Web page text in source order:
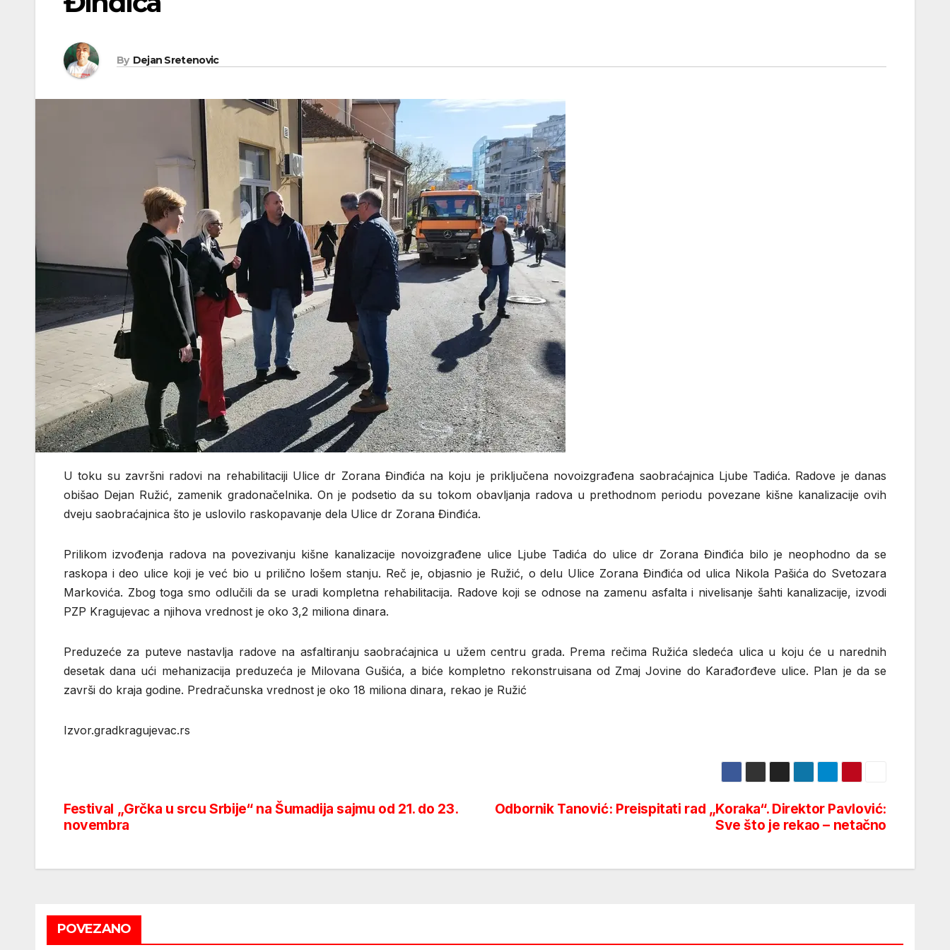
By Dejan Sretenovic
U toku su završni radovi na rehabilitaciji Ulice dr Zorana Đinđića na koju je priključena novoizgrađena saobraćajnica Ljube Tadića. Radove je danas
obišao Dejan Ružić, zamenik gradonačelnika. On je podsetio da su tokom obavljanja radova u prethodnom periodu povezane kišne kanalizacije ovih
dveju saobraćajnica što je uslovilo raskopavanje dela Ulice dr Zorana Đinđića.
Prilikom izvođenja radova na povezivanju kišne kanalizacije novoizgrađene ulice Ljube Tadića do ulice dr Zorana Đinđića bilo je neophodno da se
raskopa i deo ulice koji je već bio u prilično lošem stanju. Reč je, objasnio je Ružić, o delu Ulice Zorana Đinđića od ulica Nikola Pašića do Svetozara
Markovića. Zbog toga smo odlučili da se uradi kompletna rehabilitacija. Radove koji se odnose na zamenu asfalta i nivelisanje šahti kanalizacije, izvodi
PZP Kragujevac a njihova vrednost je oko 3,2 miliona dinara.
Preduzeće za puteve nastavlja radove na asfaltiranju saobraćajnica u užem centru grada. Prema rečima Ružića sledeća ulica u koju će u narednih
desetak dana ući mehanizacija preduzeća je Milovana Gušića, a biće kompletno rekonstruisana od Zmaj Jovine do Karađorđeve ulice. Plan je da se
završi do kraja godine. Predračunska vrednost je oko 18 miliona dinara, rekao je Ružić
Izvor.gradkragujevac.rs
Post
Odbornik Tanović: Preispitati rad „Koraka“. Direktor Pavlović:
Sve što je rekao – netačno
Festival „Grčka u srcu Srbije“ na Šumadija sajmu od 21. do 23.
novembra
POVEZANO